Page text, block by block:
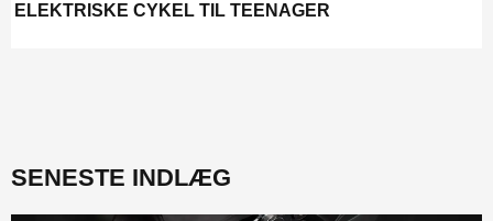
ELEKTRISKE CYKEL TIL TEENAGER
SENESTE INDLÆG